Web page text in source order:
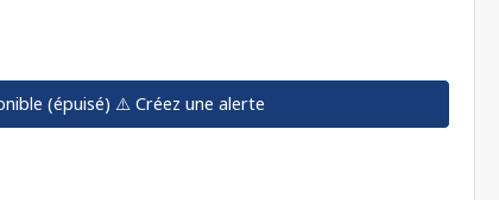
(épuisé) ⚠️ Créez une alerte